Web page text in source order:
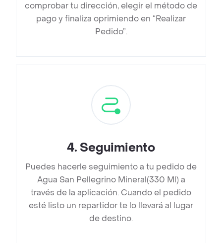
comprobar tu dirección, elegir el método de
pago y finaliza oprimiendo en “Realizar
Pedido”.
4. Seguimiento
Puedes hacerle seguimiento a tu pedido de
Agua San Pellegrino Mineral(330 Ml) a
través de la aplicación. Cuando el pedido
esté listo un repartidor te lo llevará al lugar
de destino.